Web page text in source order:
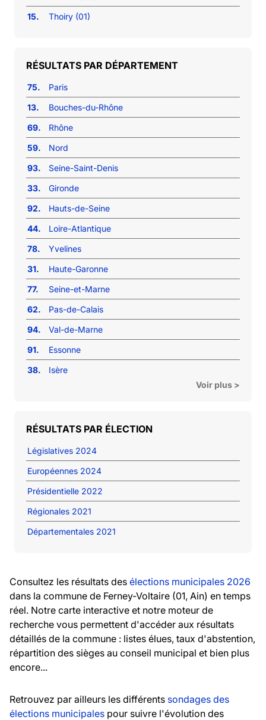
15.
Thoiry (01)
RÉSULTATS PAR DÉPARTEMENT
75.
Paris
13.
Bouches-du-Rhône
69.
Rhône
59.
Nord
93.
Seine-Saint-Denis
33.
Gironde
92.
Hauts-de-Seine
44.
Loire-Atlantique
78.
Yvelines
31.
Haute-Garonne
77.
Seine-et-Marne
62.
Pas-de-Calais
94.
Val-de-Marne
91.
Essonne
38.
Isère
Voir plus >
RÉSULTATS PAR ÉLECTION
Législatives 2024
Européennes 2024
Présidentielle 2022
Régionales 2021
Départementales 2021
Consultez les résultats des élections municipales 2026
dans la commune de Ferney-Voltaire (01, Ain) en temps
réel. Notre carte interactive et notre moteur de
recherche vous permettent d'accéder aux résultats
détaillés de la commune : listes élues, taux d'abstention,
répartition des sièges au conseil municipal et bien plus
encore...
Retrouvez par ailleurs les différents sondages des
élections municipales pour suivre l'évolution des